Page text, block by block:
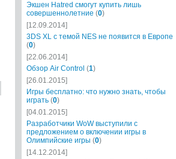
Экшен Hatred смогут купить лишь
совершеннолетние (0)
[12.09.2014]
3DS XL с темой NES не появится в Европе
(0)
[22.06.2014]
Обзор Air Control (1)
[26.01.2015]
Игры бесплатно: что нужно знать, чтобы
играть (0)
[04.01.2015]
Разработчики WoW выступили с
предложением о включении игры в
Олимпийские игры (0)
[14.12.2014]